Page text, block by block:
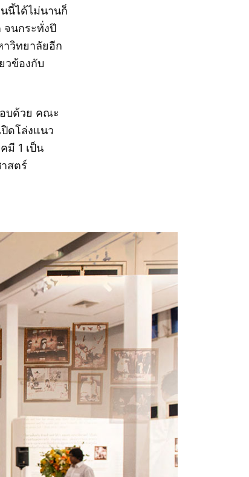
นี้ได้ไม่นานก็
จนกระทั่งปี
าวิทยาลัยอีก
วข้องกับ
บด้วย คณะ
ดโล่งแนว
มี 1 เป็น
สตร์